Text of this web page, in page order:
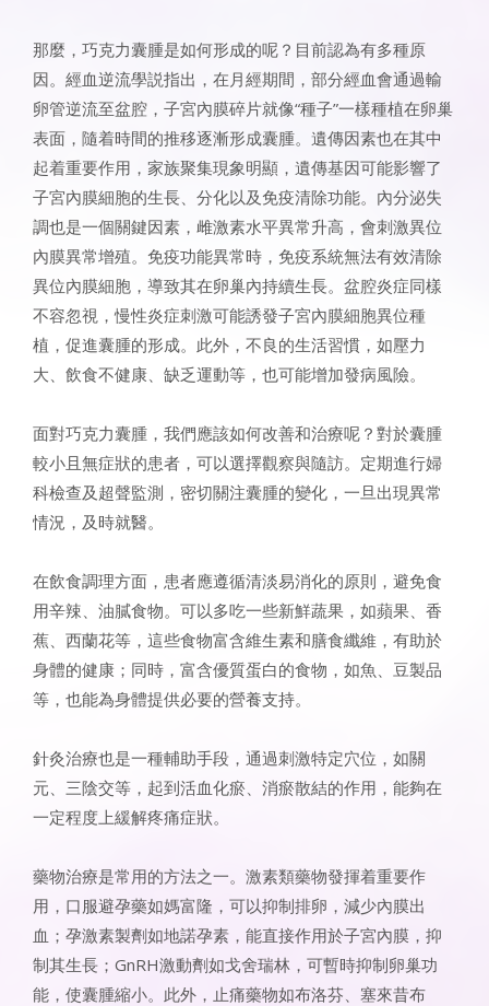
那麼，巧克力囊腫是如何形成的呢？目前認為有多種原
因。經血逆流學説指出，在月經期間，部分經血會通過輸
卵管逆流至盆腔，子宮內膜碎片就像“種子”一樣種植在卵巢
表面，隨着時間的推移逐漸形成囊腫。遺傳因素也在其中
起着重要作用，家族聚集現象明顯，遺傳基因可能影響了
子宮內膜細胞的生長、分化以及免疫清除功能。內分泌失
調也是一個關鍵因素，雌激素水平異常升高，會刺激異位
內膜異常增殖。免疫功能異常時，免疫系統無法有效清除
異位內膜細胞，導致其在卵巢內持續生長。盆腔炎症同樣
不容忽視，慢性炎症刺激可能誘發子宮內膜細胞異位種
植，促進囊腫的形成。此外，不良的生活習慣，如壓力
大、飲食不健康、缺乏運動等，也可能增加發病風險。
面對巧克力囊腫，我們應該如何改善和治療呢？對於囊腫
較小且無症狀的患者，可以選擇觀察與隨訪。定期進行婦
科檢查及超聲監測，密切關注囊腫的變化，一旦出現異常
情況，及時就醫。
在飲食調理方面，患者應遵循清淡易消化的原則，避免食
用辛辣、油膩食物。可以多吃一些新鮮蔬果，如蘋果、香
蕉、西蘭花等，這些食物富含維生素和膳食纖維，有助於
身體的健康；同時，富含優質蛋白的食物，如魚、豆製品
等，也能為身體提供必要的營養支持。
針灸治療也是一種輔助手段，通過刺激特定穴位，如關
元、三陰交等，起到活血化瘀、消瘀散結的作用，能夠在
一定程度上緩解疼痛症狀。
藥物治療是常用的方法之一。激素類藥物發揮着重要作
用，口服避孕藥如媽富隆，可以抑制排卵，減少內膜出
血；孕激素製劑如地諾孕素，能直接作用於子宮內膜，抑
制其生長；GnRH激動劑如戈舍瑞林，可暫時抑制卵巢功
能，使囊腫縮小。此外，止痛藥物如布洛芬、塞來昔布